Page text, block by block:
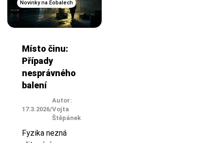
Novinky na Eobalech
Místo činu:
Případy
nesprávného
balení
17.3.2026/
Autor:
Vojta
Štěpánek
Fyzika nezná